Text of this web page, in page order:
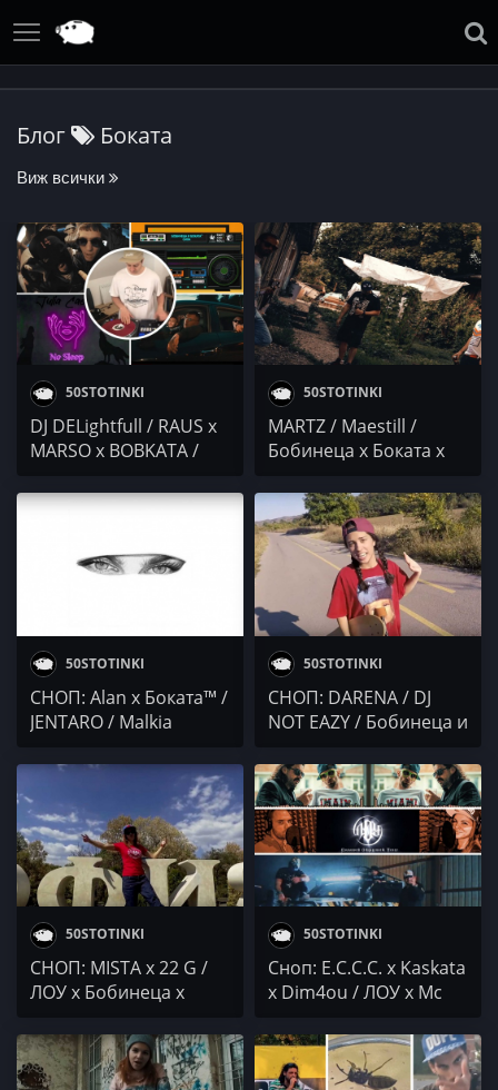
Блог Боката
Виж всички
50STOTINKI
DJ DELightfull / RAUS x
MARSO x BOBKATA /
Castle / Бобинеца и
50STOTINKI
MARTZ / Maestill /
Бобинеца х Боката х
Nedelcho x polaric
50STOTINKI
СНОП: Alan x Боката™ /
JENTARO / Malkia
50STOTINKI
СНОП: DARENA / DJ
NOT EAZY / Бобинеца и
50STOTINKI
СНОП: MISTA x 22 G /
ЛОУ x Бобинеца x
CHINAMAIN x
BLIZNACITE x Y-NOT
50STOTINKI
Сноп: E.C.C.C. x Kaskata
x Dim4ou / ЛОУ x Mc